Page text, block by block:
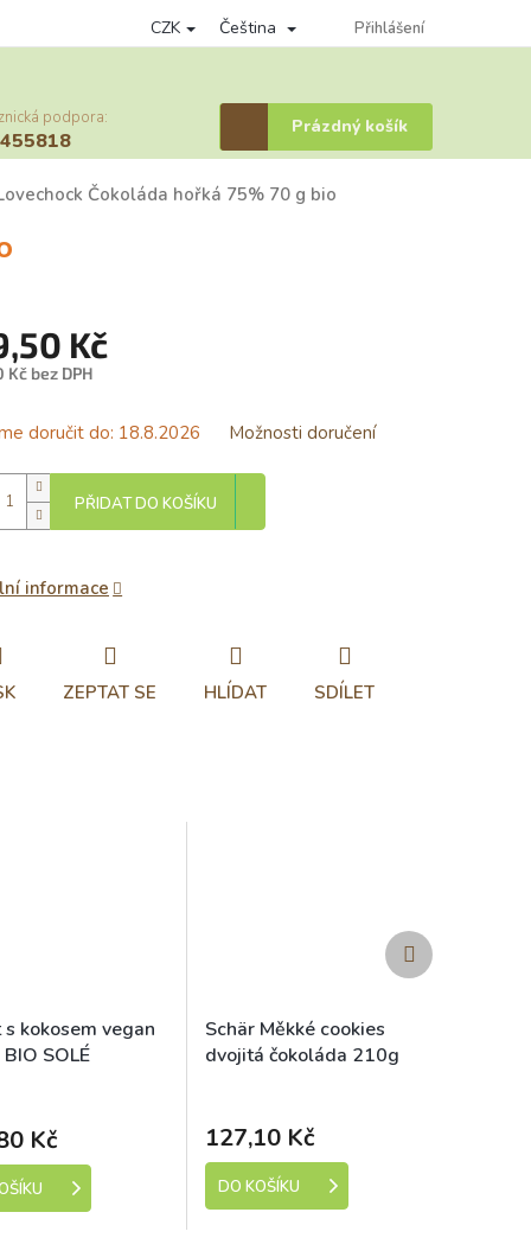
ochrany osobních údajů Věrnostní program Provizní systém
CZK Čeština Přihlášení
podpora:
Nákupní
košík
Prázdný košík
Čokoláda hořká 75% 70 g bio
Kč
Kč bez DPH
doručit do: 18.8.2026 Možnosti doručení
PŘIDAT DO KOŠÍKU
informace
ZEPTAT SE HLÍDAT SDÍLET
kokosem vegan
SOLÉ
Kč
Schär Měkké cookies
dvojitá čokoláda 210g
127,10 Kč
DO KOŠÍKU
Další
produkt